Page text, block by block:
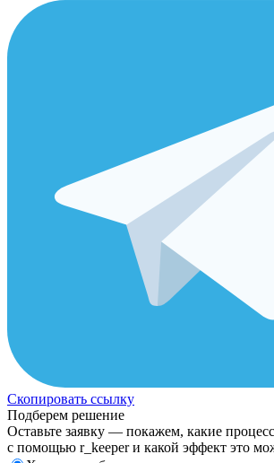
Скопировать ссылку
Подберем решение
Оставьте заявку — покажем, какие
с помощью r_keeper и какой эффект это